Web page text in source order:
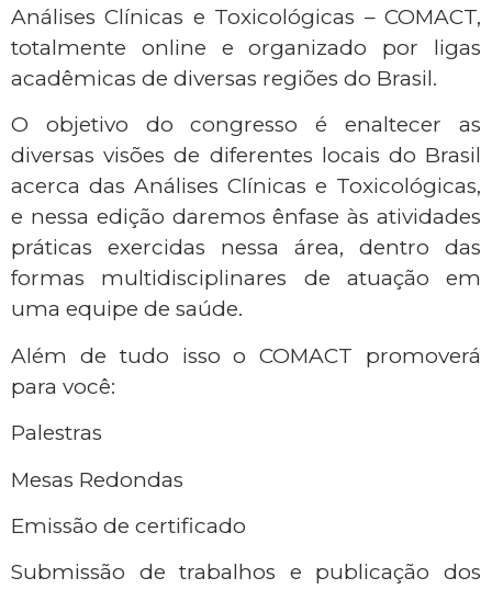
Análises Clínicas e Toxicológicas – COMACT,
totalmente online e organizado por ligas
acadêmicas de diversas regiões do Brasil.
O objetivo do congresso é enaltecer as
diversas visões de diferentes locais do Brasil
acerca das Análises Clínicas e Toxicológicas,
e nessa edição daremos ênfase às atividades
práticas exercidas nessa área, dentro das
formas multidisciplinares de atuação em
uma equipe de saúde.
Além de tudo isso o COMACT promoverá
para você:
Palestras
Mesas Redondas
Emissão de certificado
Submissão de trabalhos e publicação dos